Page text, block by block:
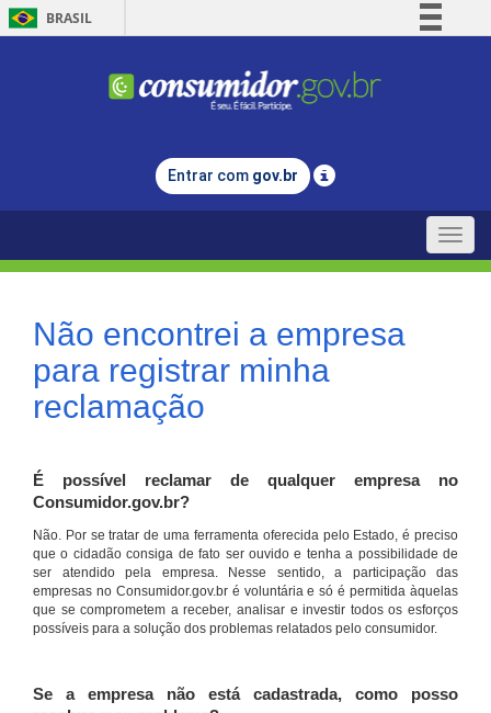
BRASIL
Comunica BR
Legislação
Entrar com gov.br
Toggle
Não encontrei a empresa
para registrar minha
reclamação
É possível reclamar de qualquer empresa no
Consumidor.gov.br?
Não. Por se tratar de uma ferramenta oferecida pelo Estado, é preciso
que o cidadão consiga de fato ser ouvido e tenha a possibilidade de
ser atendido pela empresa. Nesse sentido, a participação das
empresas no Consumidor.gov.br é voluntária e só é permitida àquelas
que se comprometem a receber, analisar e investir todos os esforços
possíveis para a solução dos problemas relatados pelo consumidor.
Se a empresa não está cadastrada, como posso